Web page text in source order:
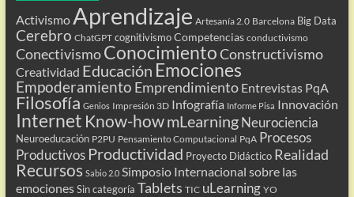
Activismo Aprendizaje Artesanía 2.0 Barcelona Big Data
Cerebro ChatGPT cognitivismo Competencias conductivismo
ConectivismoConocimientoConstructivismo
Creatividad Educación Emociones
Empoderamiento Emprendimiento Entrevistas PqA
Filosofía Genios Impresión 3D Infografía Informe Pisa Innovación
Internet Know-howmLearning Neurociencia
Neuroeducación P2PU Pensamiento Computacional PqA Procesos
Productivos Productividad Proyecto Didáctico Realidad
Recursos Sabio 2.0 Simposio Internacional sobre las
emociones Sin categoría Tablets TIC uLearning YO